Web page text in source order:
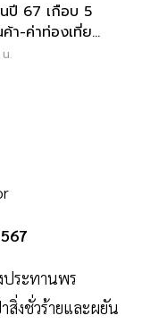
ปี 67 เกือบ 5
า-ค่าท่องเที่ยว
.
ประทานพร
งชั่วร้ายและผยัน